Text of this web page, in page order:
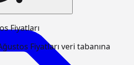
Fiyatları
Fiyatları veri tabanına